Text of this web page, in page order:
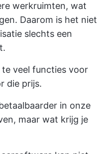
werkruimten, wat
Daarom is het niet
slechts een
veel functies voor
die prijs.
in onze
maar wat krijg je